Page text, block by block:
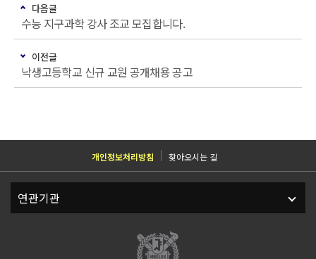
다음글
수능 지구과학 강사 조교 모집합니다.
이전글
낙생고등학교 신규 교원 공개채용 공고
개인정보처리방침 찾아오시는 길